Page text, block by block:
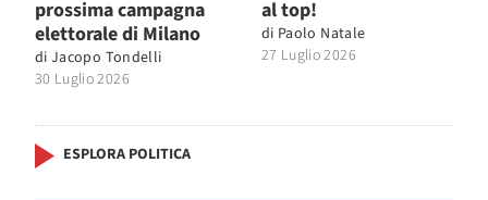
prossima campagna
elettorale di Milano
di Jacopo Tondelli
30 Luglio 2026
al top!
di Paolo Natale
27 Luglio 2026
ESPLORA POLITICA